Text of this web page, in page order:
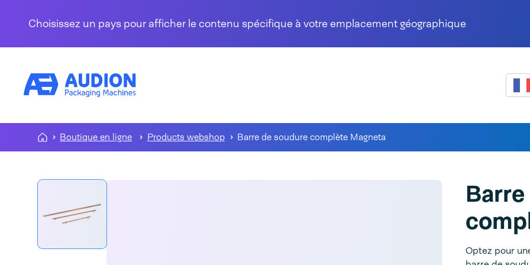
Choisissez un pays pour afficher le contenu spécifique à votre emplacement géographique
Boutique en ligne Products webshop Barre de soudure complète Magneta
Optez pour